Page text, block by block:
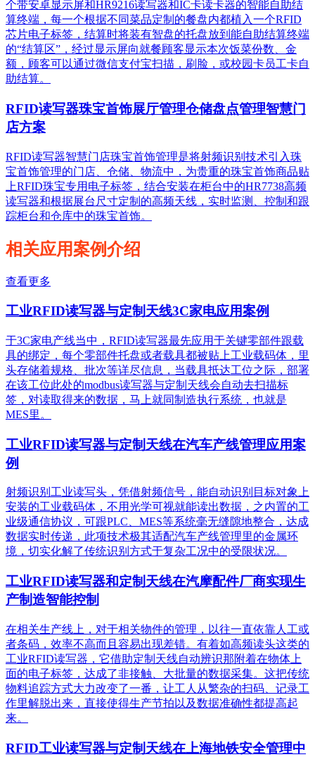
个带安卓显示屏和HR9216读写器和IC卡读卡器的智能自助结
算终端，每一个根据不同菜品定制的餐盘内都植入一个RFID
芯片电子标签，结算时将装有智盘的托盘放到能自助结算终端
的“结算区”，经过显示屏向就餐顾客显示本次饭菜份数、金
额，顾客可以通过微信支付宝扫描，刷脸，或校园卡员工卡自
助结算。
RFID读写器珠宝首饰展厅管理仓储盘点管理智慧门
店方案
RFID读写器智慧门店珠宝首饰管理是将射频识别技术引入珠
宝首饰管理的门店、仓储、物流中，为贵重的珠宝首饰商品贴
上RFID珠宝专用电子标签，结合安装在柜台中的HR7738高频
读写器和根据展台尺寸定制的高频天线，实时监测、控制和跟
踪柜台和仓库中的珠宝首饰。
相关应用案例介绍
查看更多
工业RFID读写器与定制天线3C家电应用案例
于3C家电产线当中，RFID读写器最先应用于关键零部件跟载
具的绑定，每个零部件托盘或者载具都被贴上工业载码体，里
头存储着规格、批次等详尽信息，当载具抵达工位之际，部署
在该工位此处的modbus读写器与定制天线会自动去扫描标
签，对读取得来的数据，马上就同制造执行系统，也就是
MES里。
工业RFID读写器与定制天线在汽车产线管理应用案
例
射频识别工业读写头，凭借射频信号，能自动识别目标对象上
安装的工业载码体，不用光学可视就能读出数据，之内置的工
业级通信协议，可跟PLC、MES等系统毫无缝隙地整合，达成
数据实时传递，此项技术极其适配汽车产线管理里的金属环
境，切实化解了传统识别方式于复杂工况中的受限状况。
工业RFID读写器和定制天线在汽摩配件厂商实现生
产制造智能控制
在相关生产线上，对于相关物件的管理，以往一直依靠人工或
者条码，效率不高而且容易出现差错。有着如高频读头这类的
工业RFID读写器，它借助定制天线自动辨识那附着在物体上
面的电子标签，达成了非接触、大批量的数据采集。这把传统
物料追踪方式大力改变了一番，让工人从繁杂的扫码、记录工
作里解脱出来，直接使得生产节拍以及数据准确性都提高起
来。
RFID工业读写器与定制天线在上海地铁安全管理中